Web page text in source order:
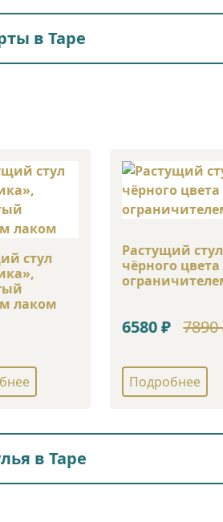
в Таре
стул
лаком
Растущий стул
чёрного цвета
6580 ₽ 7890
Подробнее
в Таре